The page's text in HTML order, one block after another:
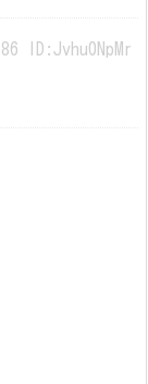
ID:Jvhu0NpMr